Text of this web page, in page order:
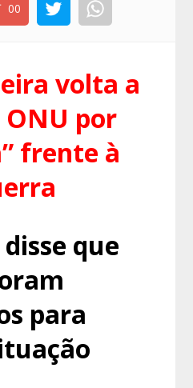
00
volta a
por
frente à
que
para